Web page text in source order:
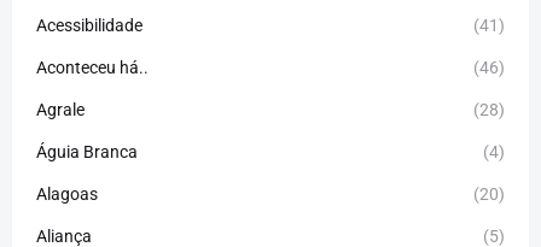
Acessibilidade (41)
Aconteceu há.. (46)
Agrale (28)
Águia Branca (4)
Alagoas (20)
Aliança (5)